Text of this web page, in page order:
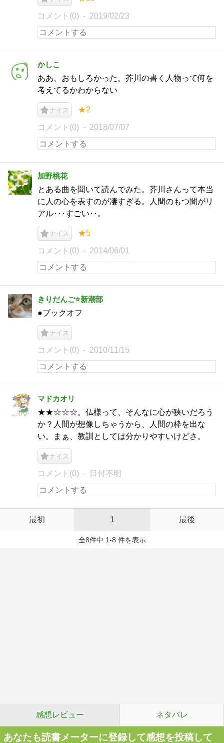
コメント(0) 2019/02/23
かしこ
ああ、おもしろかった。芥川の書く人物って何を
考えてるかわからない
ナイス ★2
コメント(0) 2018/07/07
加野桃花
とある曲を聞いて読んでみた。芥川さんって本当
に人の心を表すのが凄すぎる。人間のもつ闇がリ
アル･･･すごい･･。
ナイス ★5
コメント(0) 2014/06/01
きりだんご⭐️新潮部
●ブックオフ
ナイス
コメント(0) 2010/11/15
マドカオリ
★★☆☆☆。仏様って、そんなに心が狭いだろう
か？人間が想像しちゃうから、人間の枠を出な
い。まぁ、教訓としては分かりやすいけどさ。
ナイス
コメント(0) 日付不明
最初 1 最後
全8件中 1-8 件を表示
感想レビュー ネタバレ
あなたも読書メーターに登録して感想を投稿して